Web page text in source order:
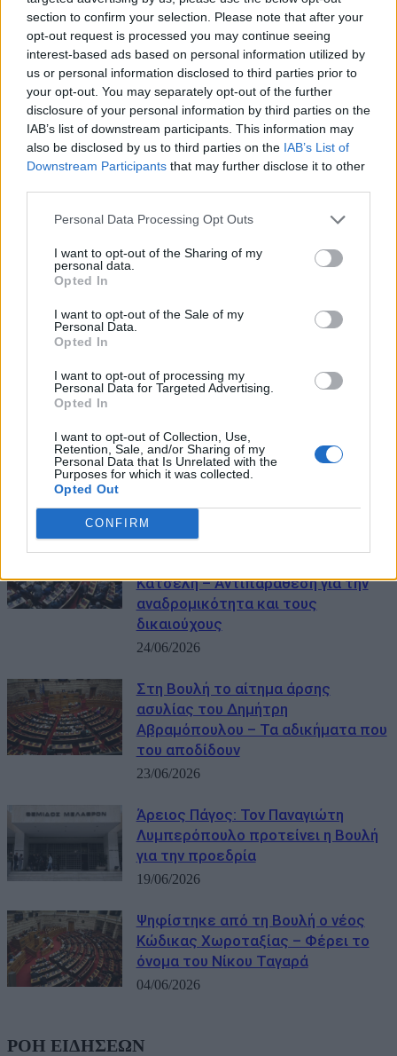
section to confirm your selection. Please note that after your
opt-out request is processed you may continue seeing
interest-based ads based on personal information utilized by
us or personal information disclosed to third parties prior to
your opt-out. You may separately opt-out of the further
disclosure of your personal information by third parties on the
IAB’s list of downstream participants. This information may
also be disclosed by us to third parties on the IAB’s List of
Downstream Participants that may further disclose it to other
Personal Data Processing Opt Outs
I want to opt-out of the Sharing of my
personal data.
Opted In
I want to opt-out of the Sale of my
Personal Data.
Opted In
I want to opt-out of processing my
Personal Data for Targeted Advertising.
Opted In
I want to opt-out of Collection, Use,
Retention, Sale, and/or Sharing of my
Personal Data that Is Unrelated with the
Purposes for which it was collected.
Opted Out
CONFIRM
ΜΠΟΡΕΙ ΝΑ ΣΑΣ ΕΝΔΙΑΦΕΡΕΙ
Έντονη σύγκρουση Γεωργιάδη –
Κωνσταντοπούλου μετά τις
02/07/2026
νομοσχέδιο για ίση αμοιβή και
ένταξη υγειονομικών στα βαρέα και
ανθυγιεινά
Βουλή: Πυρά και ενστάσεις για τη
Κατσέλη – Αντιπαράθεση για την
αναδρομικότητα και τους
δικαιούχους
24/06/2026
Στη Βουλή το αίτημα άρσης
ασυλίας του Δημήτρη
Αβραμόπουλου – Τα αδικήματα που
του αποδίδουν
23/06/2026
Άρειος Πάγος: Τον Παναγιώτη
Λυμπερόπουλο προτείνει η Βουλή
για την προεδρία
19/06/2026
Ψηφίστηκε από τη Βουλή ο νέος
Κώδικας Χωροταξίας – Φέρει το
όνομα του Νίκου Ταγαρά
04/06/2026
ΡΟΗ ΕΙΔΗΣΕΩΝ